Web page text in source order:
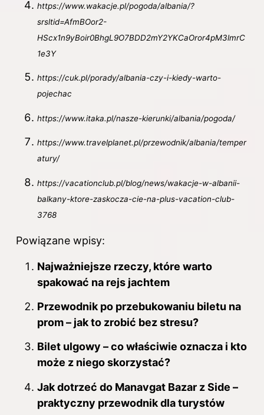
https://www.wakacje.pl/pogoda/albania/?
srsltid=AfmBOor2-
HScx1n9yBoir0BhgL9O7BDD2mY2YKCaOror4pM3lmrC
1e3Y
https://cuk.pl/porady/albania-czy-i-kiedy-warto-
pojechac
https://www.itaka.pl/nasze-kierunki/albania/pogoda/
https://www.travelplanet.pl/przewodnik/albania/temper
atury/
https://vacationclub.pl/blog/news/wakacje-w-albanii-
balkany-ktore-zaskocza-cie-na-plus-vacation-club-
3768
Powiązane wpisy:
Najważniejsze rzeczy, które warto
spakować na rejs jachtem
Przewodnik po przebukowaniu biletu na
prom – jak to zrobić bez stresu?
Bilet ulgowy – co właściwie oznacza i kto
może z niego skorzystać?
Jak dotrzeć do Manavgat Bazar z Side –
praktyczny przewodnik dla turystów